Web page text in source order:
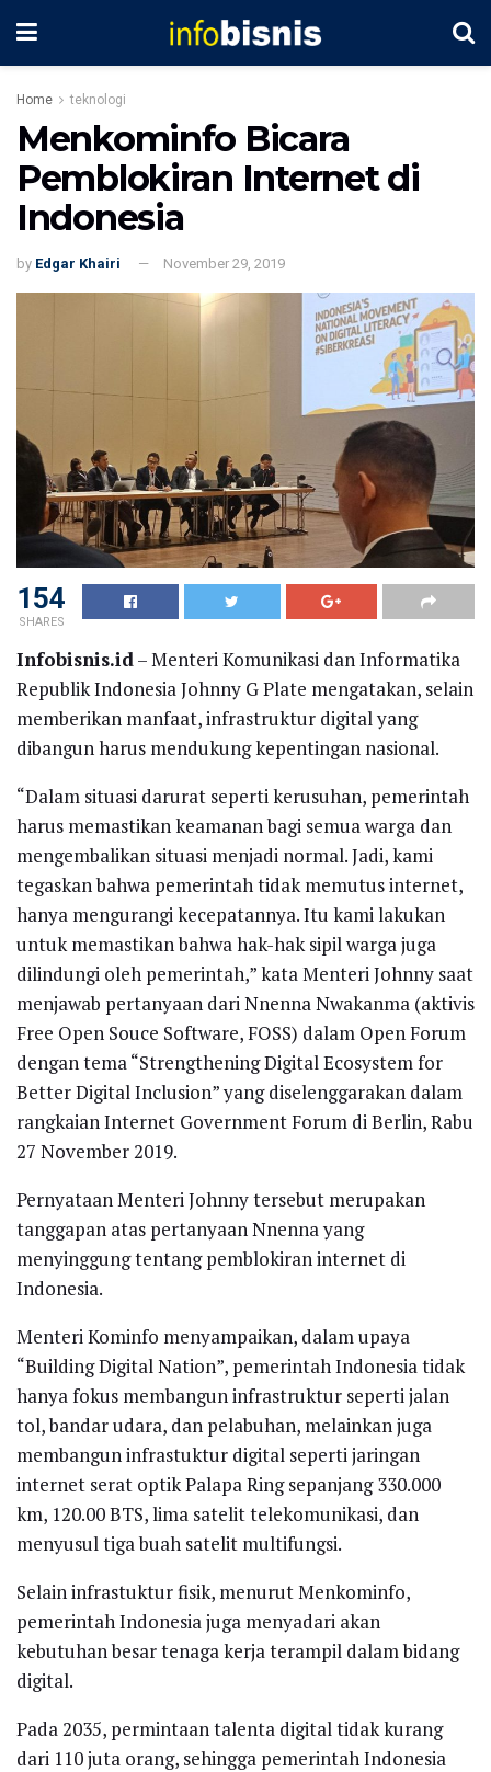
Home teknologi
Menkominfo Bicara
Pemblokiran Internet di
Indonesia
by Edgar Khairi November 29, 2019
154
SHARES
Infobisnis.id – Menteri Komunikasi dan Informatika
Republik Indonesia Johnny G Plate mengatakan, selain
memberikan manfaat, infrastruktur digital yang
dibangun harus mendukung kepentingan nasional.
“Dalam situasi darurat seperti kerusuhan, pemerintah
harus memastikan keamanan bagi semua warga dan
mengembalikan situasi menjadi normal. Jadi, kami
tegaskan bahwa pemerintah tidak memutus internet,
hanya mengurangi kecepatannya. Itu kami lakukan
untuk memastikan bahwa hak-hak sipil warga juga
dilindungi oleh pemerintah,” kata Menteri Johnny saat
menjawab pertanyaan dari Nnenna Nwakanma (aktivis
Free Open Souce Software, FOSS) dalam Open Forum
dengan tema “Strengthening Digital Ecosystem for
Better Digital Inclusion” yang diselenggarakan dalam
rangkaian Internet Government Forum di Berlin, Rabu
27 November 2019.
Pernyataan Menteri Johnny tersebut merupakan
tanggapan atas pertanyaan Nnenna yang
menyinggung tentang pemblokiran internet di
Indonesia.
Menteri Kominfo menyampaikan, dalam upaya
“Building Digital Nation”, pemerintah Indonesia tidak
hanya fokus membangun infrastruktur seperti jalan
tol, bandar udara, dan pelabuhan, melainkan juga
membangun infrastuktur digital seperti jaringan
internet serat optik Palapa Ring sepanjang 330.000
km, 120.00 BTS, lima satelit telekomunikasi, dan
menyusul tiga buah satelit multifungsi.
Selain infrastuktur fisik, menurut Menkominfo,
pemerintah Indonesia juga menyadari akan
kebutuhan besar tenaga kerja terampil dalam bidang
digital.
Pada 2035, permintaan talenta digital tidak kurang
dari 110 juta orang, sehingga pemerintah Indonesia